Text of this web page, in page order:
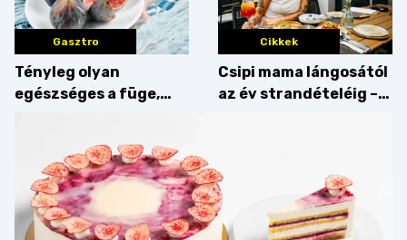
Gasztro
Tényleg olyan
egészséges a füge,
Cikkek
Csipi mama lángosától
az év strandételéig –